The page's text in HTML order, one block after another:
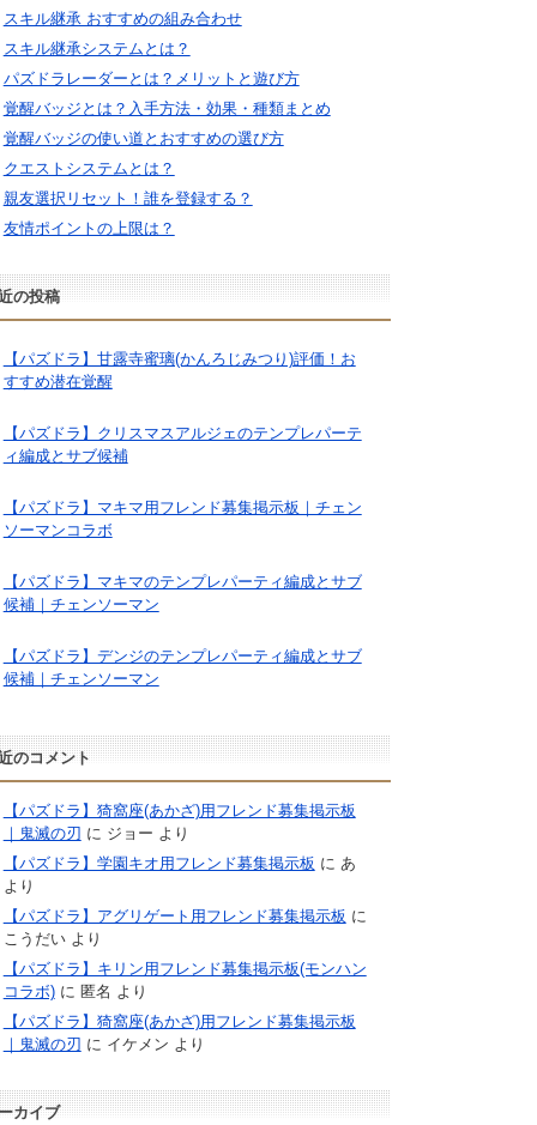
スキル継承 おすすめの組み合わせ
スキル継承システムとは？
パズドラレーダーとは？メリットと遊び方
覚醒バッジとは？入手方法・効果・種類まとめ
覚醒バッジの使い道とおすすめの選び方
クエストシステムとは？
親友選択リセット！誰を登録する？
友情ポイントの上限は？
の投稿
【パズドラ】甘露寺蜜璃(かんろじみつり)評価！お
すすめ潜在覚醒
【パズドラ】クリスマスアルジェのテンプレパーテ
ィ編成とサブ候補
【パズドラ】マキマ用フレンド募集掲示板｜チェン
ソーマンコラボ
【パズドラ】マキマのテンプレパーティ編成とサブ
候補｜チェンソーマン
【パズドラ】デンジのテンプレパーティ編成とサブ
候補｜チェンソーマン
のコメント
【パズドラ】猗窩座(あかざ)用フレンド募集掲示板
｜鬼滅の刃 に ジョー より
【パズドラ】学園キオ用フレンド募集掲示板 に あ
より
【パズドラ】アグリゲート用フレンド募集掲示板 に
こうだいより
【パズドラ】キリン用フレンド募集掲示板(モンハン
コラボ)に 匿名 より
【パズドラ】猗窩座(あかざ)用フレンド募集掲示板
｜鬼滅の刃 に イケメン より
カイブ